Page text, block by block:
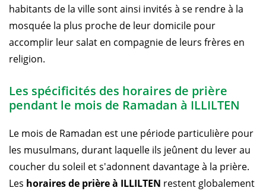
habitants de la ville sont ainsi invités à se rendre à la
mosquée la plus proche de leur domicile pour
accomplir leur salat en compagnie de leurs frères en
religion.
Les spécificités des horaires de prière
pendant le mois de Ramadan à ILLILTEN
Le mois de Ramadan est une période particulière pour
les musulmans, durant laquelle ils jeûnent du lever au
coucher du soleil et s'adonnent davantage à la prière.
Les horaires de prière à ILLILTEN restent globalement